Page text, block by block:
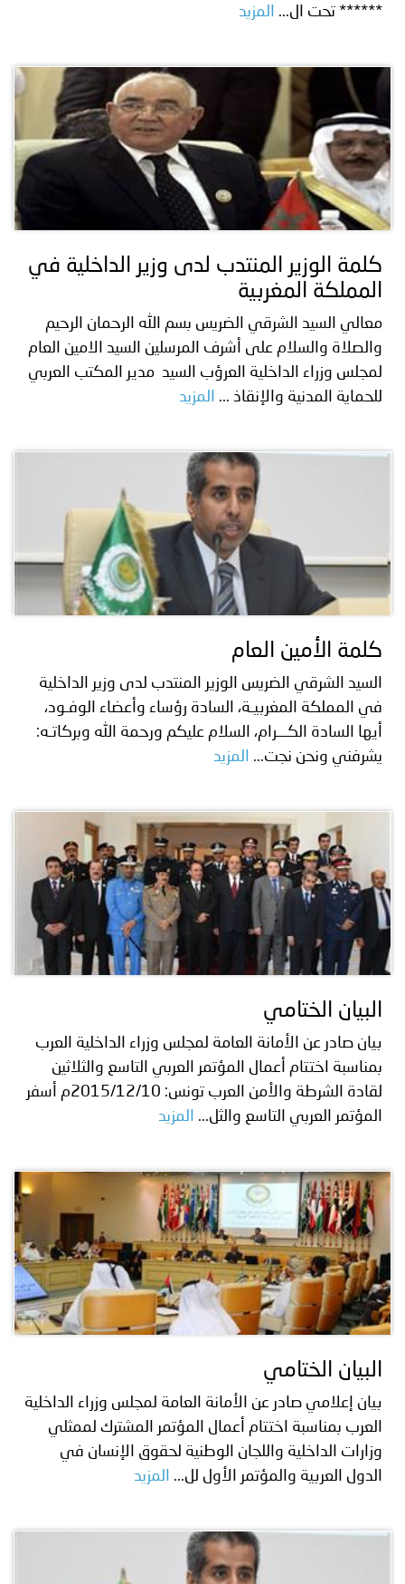
****** تحت ال... المزيد
كلمة الوزير المنتدب لدى وزير الداخلية في
المملكة المغربية
معالي السيد الشرقي الضريس بسم الله الرحمان الرحيم
والصلاة والسلام على أشرف المرسلين السيد الامين العام
لمجلس وزراء الداخلية العرؤب السيد مدير المكتب العربي
للحماية المدنية والإنقاذ ...
المزيد
كلمة الأمين العام
السيد الشرقي الضريس الوزير المنتدب لدى وزير الداخلية
في المملكة المغربيـة، السادة رؤساء وأعضاء الوفـود،
أيها السادة الكـــرام، السلام عليكم ورحمة الله وبركاتـه:
يشرفني ونحن نجت...
المزيد
البيان الختامي
بيان صادر عن الأمانة العامة لمجلس وزراء الداخلية العرب
بمناسبة اختتام أعمال المؤتمر العربي التاسع والثلاثين
لقادة الشرطة والأمن العرب تونس: 2015/12/10م أسفر
المؤتمر العربي التاسع والثل...
المزيد
البيان الختامي
بيان إعلامي صادر عن الأمانة العامة لمجلس وزراء الداخلية
العرب بمناسبة اختتام أعمال المؤتمر المشترك لممثلي
وزارات الداخلية واللجان الوطنية لحقوق الإنسان في
الدول العربية والمؤتمر الأول لل...
المزيد